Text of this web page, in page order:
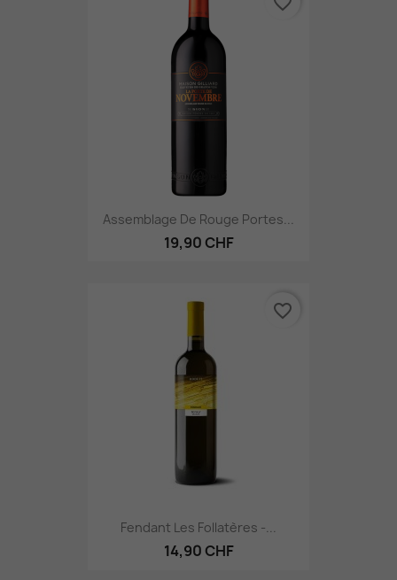
Assemblage De Rouge Portes...
19,90 CHF
Fendant Les Follatères -...
14,90 CHF
favorite_border